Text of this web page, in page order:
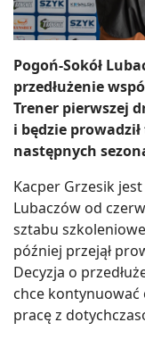
Pogoń-Sokół
przedłużenie
Trener pierwszej
i będzie
następnych
Kacper Grzesik
Lubaczów od
sztabu
później przejął
Decyzja o
chce kontynuować
pracę z